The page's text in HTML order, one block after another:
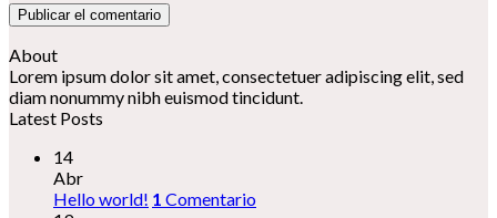
About
Lorem ipsum dolor sit amet, consectetuer adipiscing elit, sed
diam nonummy nibh euismod tincidunt.
Latest Posts
14
Abr
Hello world! 1 Comentario